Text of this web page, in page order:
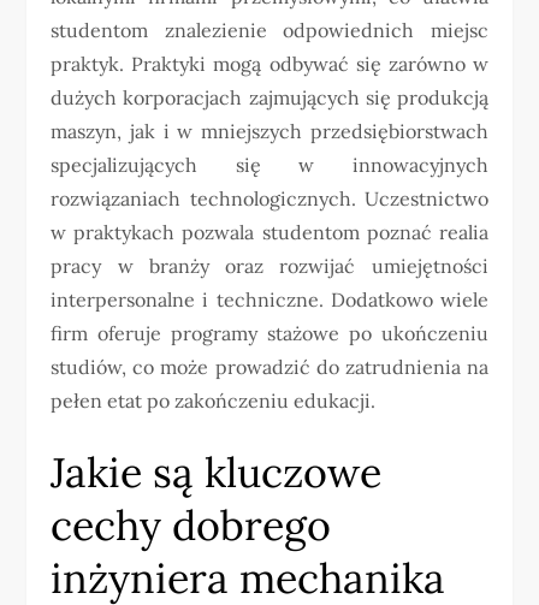
studentom znalezienie odpowiednich miejsc
praktyk. Praktyki mogą odbywać się zarówno w
dużych korporacjach zajmujących się produkcją
maszyn, jak i w mniejszych przedsiębiorstwach
specjalizujących się w innowacyjnych
rozwiązaniach technologicznych. Uczestnictwo
w praktykach pozwala studentom poznać realia
pracy w branży oraz rozwijać umiejętności
interpersonalne i techniczne. Dodatkowo wiele
firm oferuje programy stażowe po ukończeniu
studiów, co może prowadzić do zatrudnienia na
pełen etat po zakończeniu edukacji.
Jakie są kluczowe
cechy dobrego
inżyniera mechanika